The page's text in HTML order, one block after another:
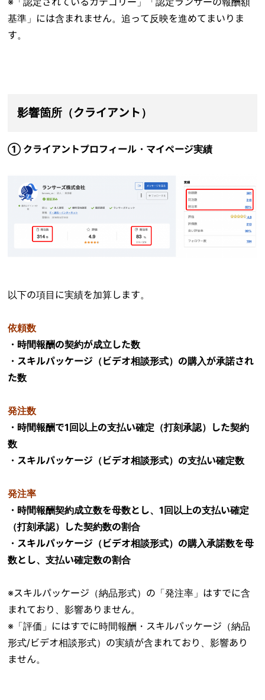
基準」には含まれません。追って反映を進めてまいりま
す。
影響箇所（クライアント）
① クライアントプロフィール・マイページ実績
以下の項目に実績を加算します。
依頼数
・時間報酬の契約が成立した数
・スキルパッケージ（ビデオ相談形式）の購入が承諾され
た数
発注数
・時間報酬で1回以上の支払い確定（打刻承認）した契約
数
・スキルパッケージ（ビデオ相談形式）の支払い確定数
発注率
・時間報酬契約成立数を母数とし、1回以上の支払い確定
（打刻承認）した契約数の割合
・スキルパッケージ（ビデオ相談形式）の購入承諾数を母
数とし、支払い確定数の割合
※スキルパッケージ（納品形式）の「発注率」はすでに含
まれており、影響ありません。
※「評価」にはすでに時間報酬・スキルパッケージ（納品
形式/ビデオ相談形式）の実績が含まれており、影響あり
ません。